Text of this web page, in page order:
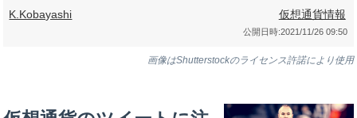
K.Kobayashi 仮想通貨情報
公開日時:2021/11/26 09:50
画像はShutterstockのライセンス許諾により使用